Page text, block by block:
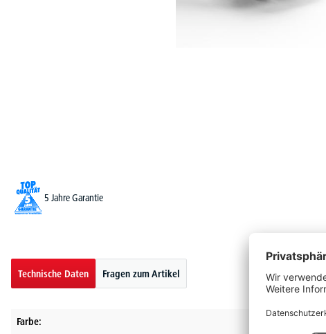
5 Jahre Garantie
Technische Daten Fragen zum Artikel
Farbe: